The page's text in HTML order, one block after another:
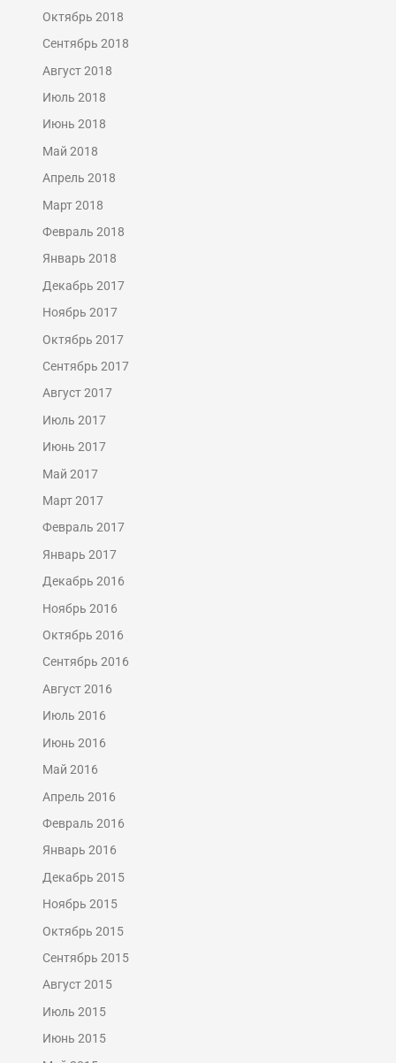
Октябрь 2018
Сентябрь 2018
Август 2018
Июль 2018
Июнь 2018
Май 2018
Апрель 2018
Март 2018
Февраль 2018
Январь 2018
Декабрь 2017
Ноябрь 2017
Октябрь 2017
Сентябрь 2017
Август 2017
Июль 2017
Июнь 2017
Май 2017
Март 2017
Февраль 2017
Январь 2017
Декабрь 2016
Ноябрь 2016
Октябрь 2016
Сентябрь 2016
Август 2016
Июль 2016
Июнь 2016
Май 2016
Апрель 2016
Февраль 2016
Январь 2016
Декабрь 2015
Ноябрь 2015
Октябрь 2015
Сентябрь 2015
Август 2015
Июль 2015
Июнь 2015